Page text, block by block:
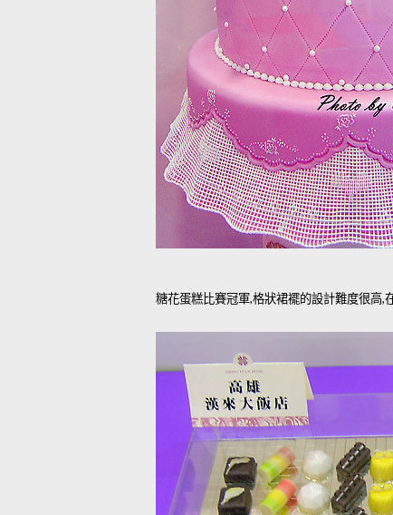
糖花蛋糕比賽冠軍,格狀裙襬的設計難度很高